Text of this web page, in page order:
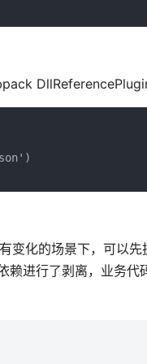
变化的场景下，可
进行了剥离，业务代